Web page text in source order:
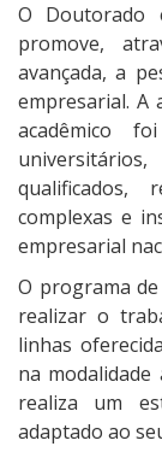
O Doutorado
promove,
avançada, a
empresarial. A
acadêmico
qualificados,
complexas e
empresarial
O programa
realizar o
linhas
na
realiza um
adaptado ao